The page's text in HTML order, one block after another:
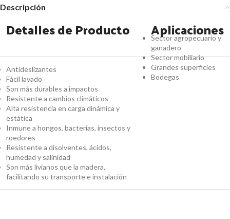
Descripción
Detalles de Producto Aplicaciones
Antideslizantes
Fácil lavado
Son más durables a impactos
Resistente a cambios climáticos
Alta resistencia en carga dinámica y
estática
Inmune a hongos, bacterias, insectos y
roedores
Resistente a disolventes, ácidos,
humedad y salinidad
Son más livianos que la madera,
facilitando su transporte e instalación
Sector agropecuario y
ganadero
Sector mobiliario
Grandes superficies
Bodegas